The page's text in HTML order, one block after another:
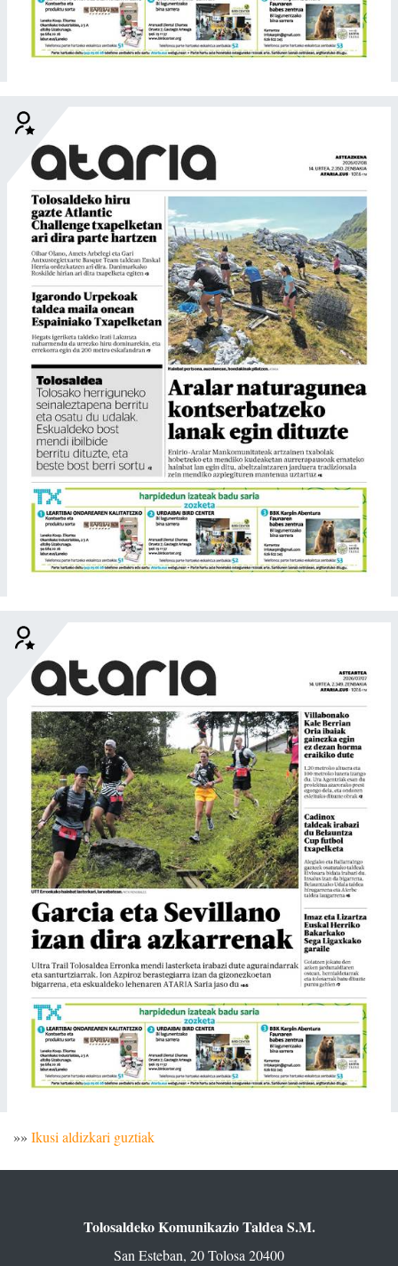
»» Ikusi aldizkari guztiak
Tolosaldeko Komunikazio Taldea S.M.
San Esteban, 20 Tolosa 20400